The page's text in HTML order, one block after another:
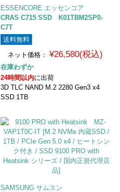
ESSENCORE エッセンコア
CRAS C715 SSD K01TBM2SP0-
C7T
送料無料
ネット価格：
¥26,580(税込)
在庫わずか
24時間以内に出荷
3D TLC NAND M.2 2280 Gen3 x4
SSD 1TB
SAMSUNG サムスン